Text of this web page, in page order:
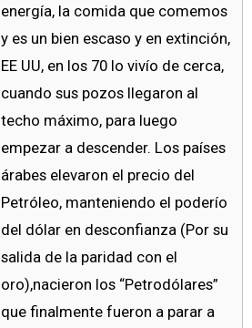
energía, la comida que comemos
y es un bien escaso y en extinción,
EE UU, en los 70 lo vivío de cerca,
cuando sus pozos llegaron al
techo máximo, para luego
empezar a descender. Los países
árabes elevaron el precio del
Petróleo, manteniendo el poderío
del dólar en desconfianza (Por su
salida de la paridad con el
oro),nacieron los “Petrodólares”
que finalmente fueron a parar a